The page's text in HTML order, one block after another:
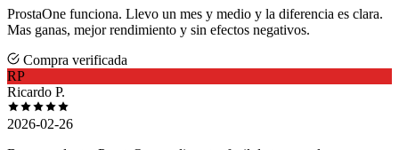
ProstaOne funciona. Llevo un mes y medio y la diferencia es clara.
Mas ganas, mejor rendimiento y sin efectos negativos.
Compra verificada
RP
Ricardo P.
2026-02-26